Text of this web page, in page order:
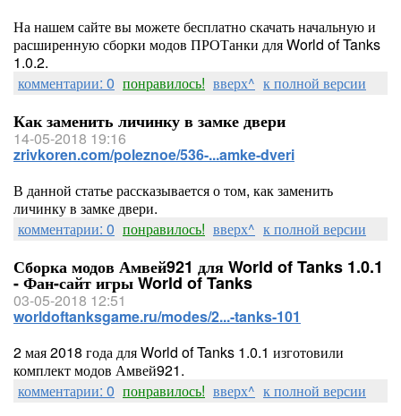
На нашем сайте вы можете бесплатно скачать начальную и
расширенную сборки модов ПРОТанки для World of Tanks
1.0.2.
комментарии: 0 понравилось! вверх^ к полной версии
Как заменить личинку в замке двери
14-05-2018 19:16
zrivkoren.com/poleznoe/536-...amke-dveri
В данной статье рассказывается о том, как заменить
личинку в замке двери.
комментарии: 0 понравилось! вверх^ к полной версии
Сборка модов Амвей921 для World of Tanks 1.0.1
- Фан-сайт игры World of Tanks
03-05-2018 12:51
worldoftanksgame.ru/modes/2...-tanks-101
2 мая 2018 года для World of Tanks 1.0.1 изготовили
комплект модов Амвей921.
комментарии: 0 понравилось! вверх^ к полной версии